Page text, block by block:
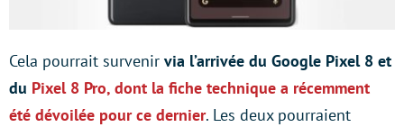
Cela pourrait survenir via l’arrivée du Google Pixel 8 et
du Pixel 8 Pro, dont la fiche technique a récemment
été dévoilée pour ce dernier. Les deux pourraient